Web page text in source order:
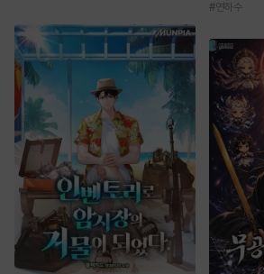
#연하수